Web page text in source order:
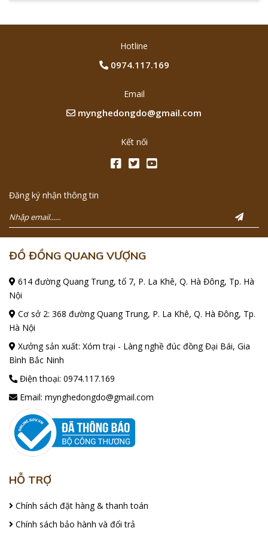
Treo tranh chữ trong nhà nó còn thể hiện truyền thống
mang lại cho gia chủ như chữ Tâm, chữ Trí, chữ Nhẫn, chữ
Đức,... Ngoài ra, khi treo những bức tranh chữ bằng đồng
của ông bà, tổ tiên ta mà còn thể hiện những nét chuẩn
tốt. Không những vậy, treo tranh chữ bằng đồng trong nhà
hiếu thảo, hòa thuận, vui vẻ với nhau.
Chính vì thế, treo tranh chữ bằng đồng trong nhà hay trong
thiếu trong mỗi người dân Việt Nam ta.
Các kích cỡ của tranh chữ bằng đồng
Hotline
0974.117.169
Email
mynghedongdo@gmail.com
Kết nối
Đăng ký nhận thông tin
ĐỒ ĐỒNG QUANG VƯỢNG
614 đường Quang Trung, tổ 7, P. La Khê, Q. Hà Đông, Tp. Hà
Nội
Cơ sở 2: 368 đường Quang Trung, P. La Khê, Q. Hà Đông, Tp.
Hà Nội
Xưởng sản xuất: Xóm trại - Làng nghề đúc đồng Đại Bái, Gia
Bình Bắc Ninh
Điện thoại: 0974.117.169
Email: mynghedongdo@gmail.com
HỖ TRỢ
Chính sách đặt hàng & thanh toán
Chính sách bảo hành và đổi trả